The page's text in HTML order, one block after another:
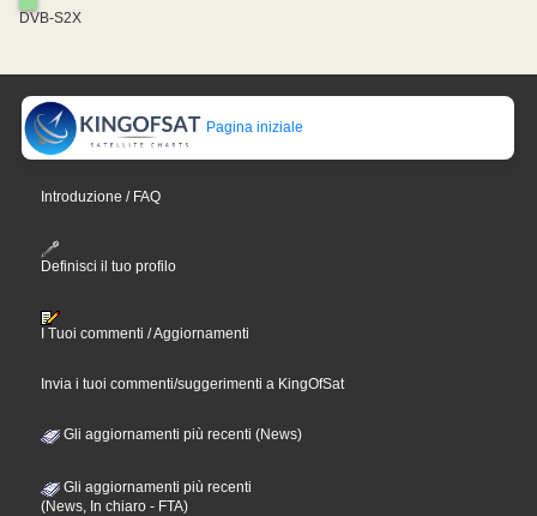
DVB-S2X
Pagina iniziale
Introduzione / FAQ
Definisci il tuo profilo
I Tuoi commenti / Aggiornamenti
Invia i tuoi commenti/suggerimenti a KingOfSat
Gli aggiornamenti più recenti (News)
Gli aggiornamenti più recenti
(News, In chiaro - FTA)